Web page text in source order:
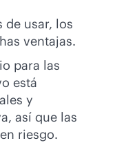
de usar, los
ventajas.
para las
está
y
así que las
riesgo.